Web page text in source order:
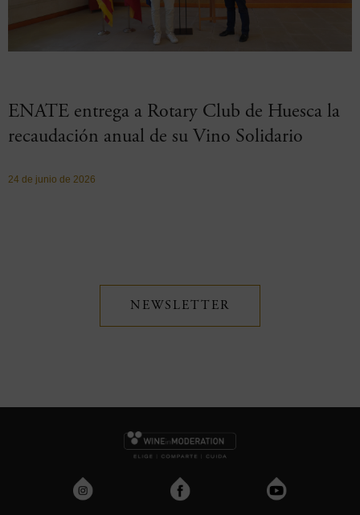
ENATE entrega a Rotary Club de Huesca la
recaudación anual de su Vino Solidario
24 de junio de 2026
NEWSLETTER